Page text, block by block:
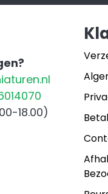
18.00)